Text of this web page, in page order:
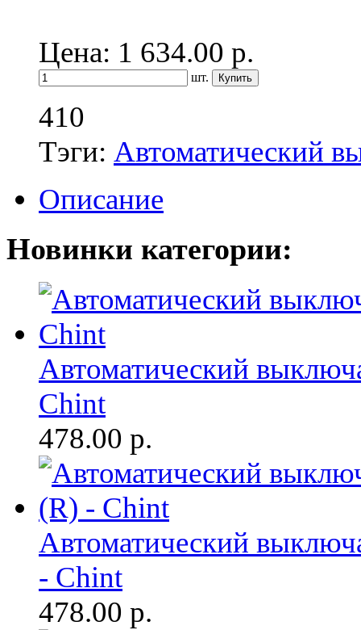
Цена: 1 634.00 р.
шт.
410
Тэги: Автоматический
Описание
Новинки категории:
Автоматический
Chint
478.00 р.
Автоматический
- Chint
478.00 р.